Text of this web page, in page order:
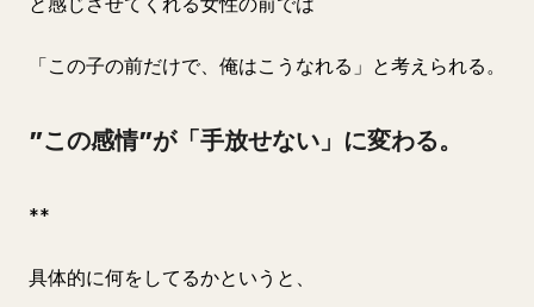
「この子の前だけで、俺はこうなれる」と考えられる。
”この感情”が「手放せない」に変わる。
**
具体的に何をしてるかというと、